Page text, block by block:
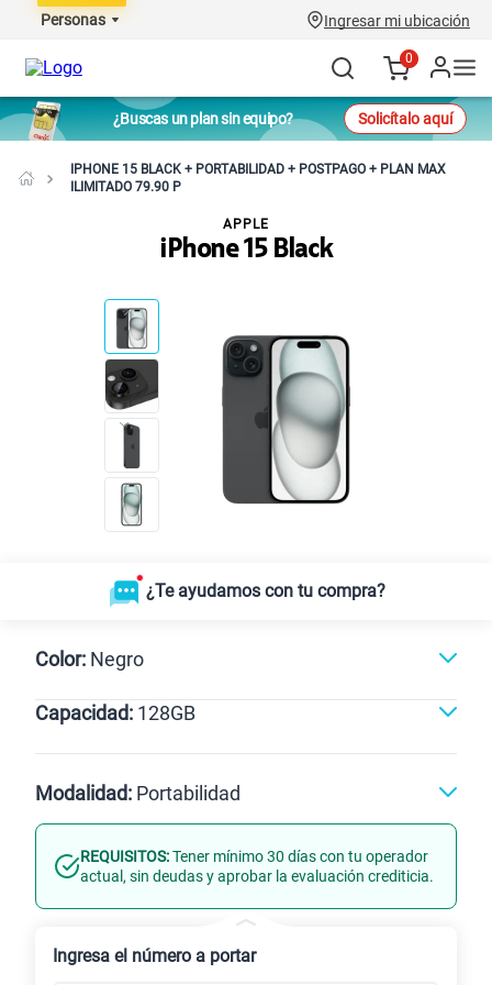
Personas Ingresar mi ubicación
0
¿Buscas un plan sin equipo? Solicítalo aquí
IPHONE 15 BLACK + PORTABILIDAD + POSTPAGO + PLAN MAX
ILIMITADO 79.90 P
iPhone 15 Black
APPLE
¿Te ayudamos con tu compra?
Color: Negro
Negro
Capacidad: 128GB
128GB 256GB
Modalidad: Portabilidad
Línea Nueva Portabilidad
REQUISITOS:Tener mínimo 30 días con tu operador
actual, sin deudas y aprobar la evaluación crediticia.
Ingresa el número a portar